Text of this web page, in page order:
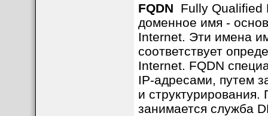
FQDN Fully Qualified
доменное имя -
Internet. Эти имена
соответствует
Internet. FQDN
IP-адресами, путем
и
занимается служба